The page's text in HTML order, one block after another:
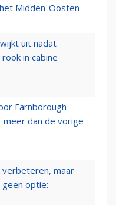
Midden-Oosten
uit nadat
in cabine
Farnborough
meer dan de vorige
maar
optie: